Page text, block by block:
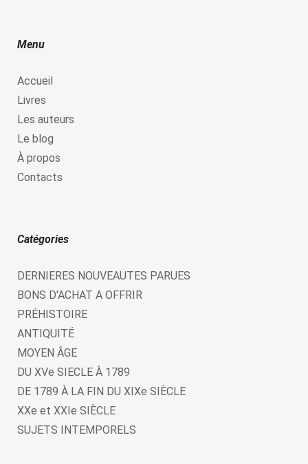
Menu
Accueil
Livres
Les auteurs
Le blog
À propos
Contacts
Catégories
DERNIERES NOUVEAUTES PARUES
BONS D'ACHAT A OFFRIR
PRÉHISTOIRE
ANTIQUITÉ
MOYEN ÂGE
DU XVe SIECLE À 1789
DE 1789 À LA FIN DU XIXe SIÈCLE
XXe et XXIe SIÈCLE
SUJETS INTEMPORELS